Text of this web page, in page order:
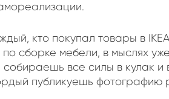
кто покупал товары в
сборке мебели, в мыслях
все силы в кулак и
публикуешь фотографию